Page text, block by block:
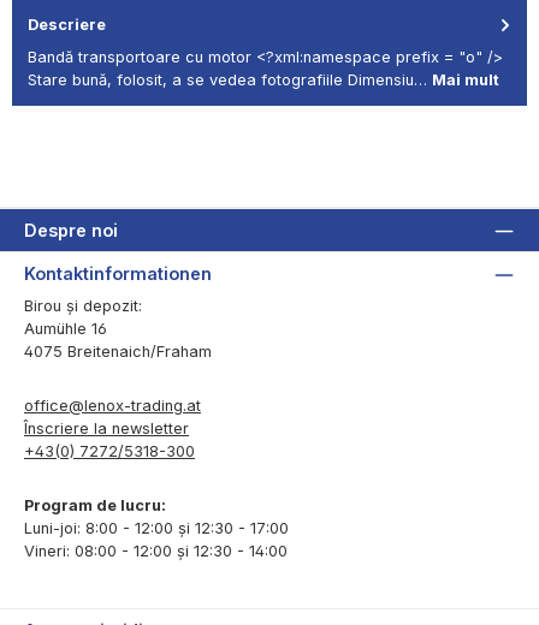
Descriere
Bandă transportoare cu motor <?xml:namespace prefix = "o" />
Stare bună, folosit, a se vedea fotografiile Dimensiu… Mai mult
Despre noi
Kontaktinformationen
Birou și depozit:
Aumühle 16
4075 Breitenaich/Fraham
office@lenox-trading.at
Înscriere la newsletter
+43(0) 7272/5318-300
Program de lucru:
Luni-joi: 8:00 - 12:00 și 12:30 - 17:00
Vineri: 08:00 - 12:00 și 12:30 - 14:00